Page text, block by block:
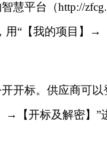
平台（http://
用“【我的项目
开标。供应商可
→【开标及解密】”